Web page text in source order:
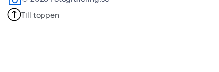
Till toppen